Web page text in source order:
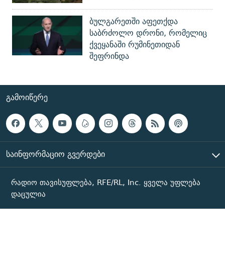
ბულგარეთში აფეთქდა
საბრძოლო დრონი, რომელიც
ქვეყანაში რუმინეთიდან
შეფრინდა
ᲒᲐᲛᲝᲘᲬᲔᲠᲔ
ᲡᲐᲘᲜᲤᲝᲠᲛᲐᲪᲘᲝ ᲒᲕᲔᲠᲓᲔᲑᲘ
რადიო თავისუფლება, RFE/RL, Inc. ყველა უფლება
დაცულია